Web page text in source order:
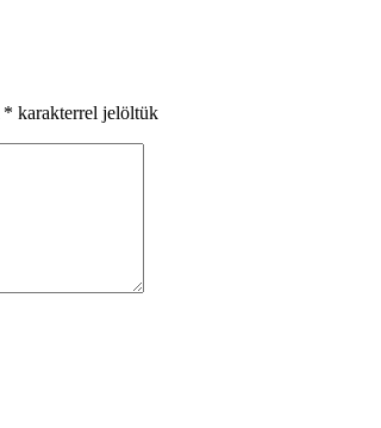
* karakterrel jelöltük